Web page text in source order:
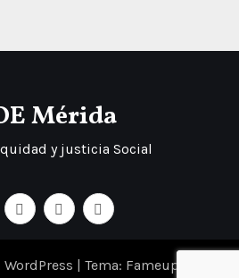
Mérida
y justicia Social
| Tema: Fameup de